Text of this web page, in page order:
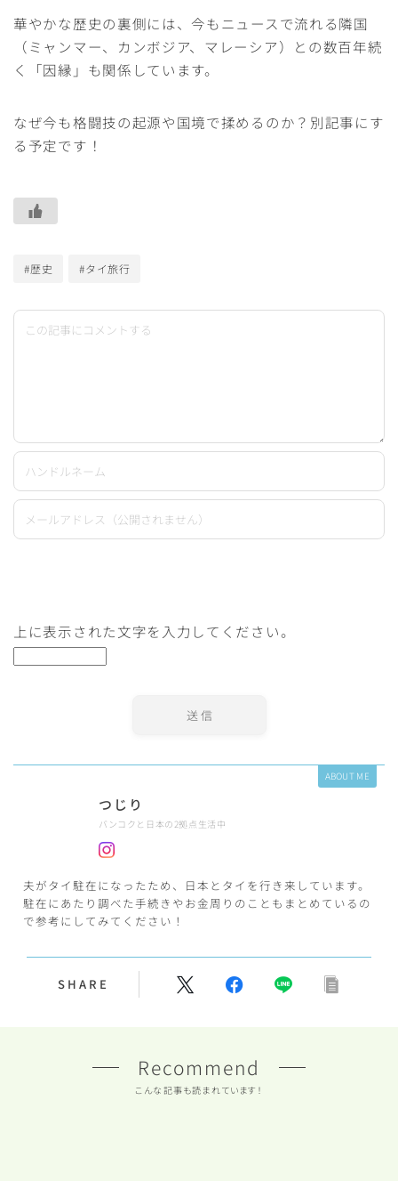
華やかな歴史の裏側には、今もニュースで流れる隣国
（ミャンマー、カンボジア、マレーシア）との数百年続
く「因縁」も関係しています。
なぜ今も格闘技の起源や国境で揉めるのか？別記事にす
る予定です！
#歴史 #タイ旅行
上に表示された文字を入力してください。
ABOUT ME
つじり
バンコクと日本の2拠点生活中
夫がタイ駐在になったため、日本とタイを行き来しています。
駐在にあたり調べた手続きやお金周りのこともまとめているの
で参考にしてみてください！
SHARE
Recommend
こんな記事も読まれています！